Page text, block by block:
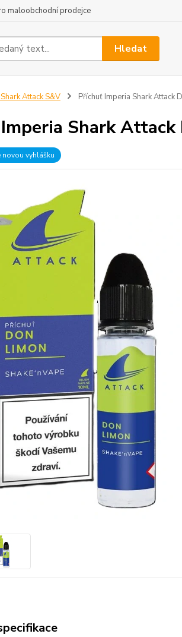
maloobchodní prodejce
Hledat
Attack S&V Příchuť Imperia Shark Attack
Shark
vyhlášku